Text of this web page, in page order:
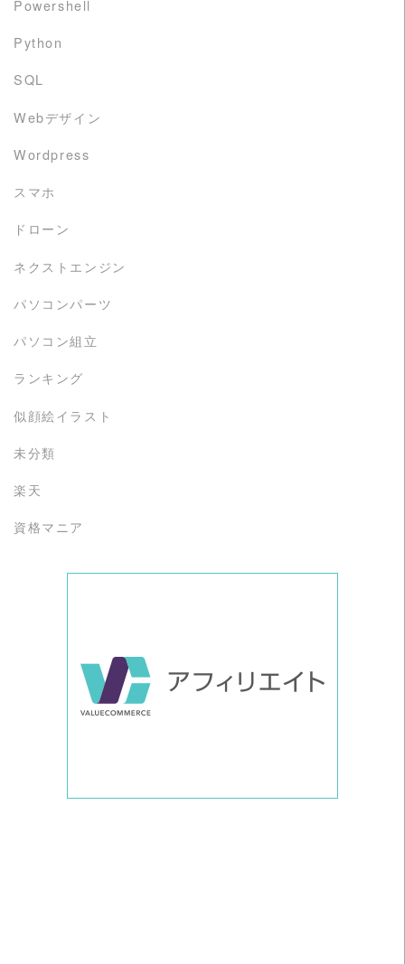
Powershell
Python
SQL
Webデザイン
Wordpress
スマホ
ドローン
ネクストエンジン
パソコンパーツ
パソコン組立
ランキング
似顔絵イラスト
未分類
楽天
資格マニア